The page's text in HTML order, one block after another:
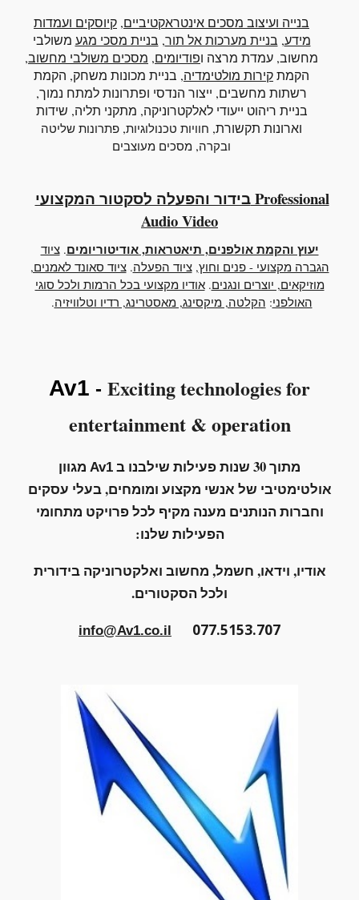
בנייה ועיצוב מסכים אינטראקטיביים, קיוסקים ועמדות
מידע, בניית מערכות אל תור, בניית מסכי מגע משולבי
מחשוב, עמדת מרצה ופודיומים, מסכים משולבי מחשוב,
הקמתקירות מולטימדיה, בניית מכונות משחק, הקמת
רשתות מחשבים, ייצור הנדסי ופתרונות למתח נמוך,
בניית ריהוט ייעודי לאלקטרוניקה, מתקני תליה, שידות
וארונות תקשורת, חוויות טכנולוגיות, פתרונות שליטה
ובקרה, מסכים מעוצבים
בידור והפעלה לסקטור המקצועי Professional
Audio Video
יעוץ והקמת אולפנים, תיאטראות, אודיטוריומים.ציוד
הגברה מקצועי - פנים וחוץ,ציוד הפעלה.ציוד סאונד לאמנים,
מוזיקאים, יוצרים ונגנים.אודיו מקצועי בכל הרמות ולכל סוגי
האולפני: הקלטה, מיקסינג, מאסטרינג, רדיו וטלוויזיה.
Av1 - Exciting technologies for
entertainment & operation
מתוך 30 שנות פעילות שילבנו ב Av1 מגוון
אולטימטיבי של אנשי מקצוע ומומחים, בעלי עסקים
וחברות הנותנים מענה מקיף לכל פרויקט מתחומי
הפעילות שלנו:
אודיו, וידאו, חשמל, מחשוב ואלקטרוניקה בידורית
ולכל הסקטורים.
info@Av1.co.il 077.5153.707